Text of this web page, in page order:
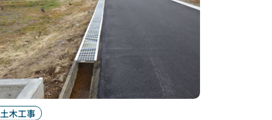
土木工事